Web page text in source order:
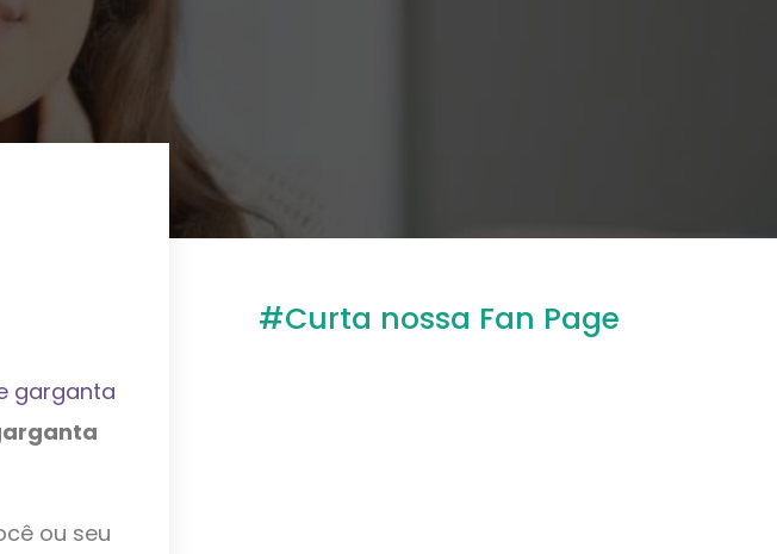
garganta
ou seu
#Curta nossa Fan Page